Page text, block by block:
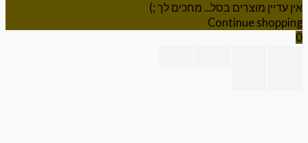
עדיין מוצרים בסל... מחכים לך ;)
Continue